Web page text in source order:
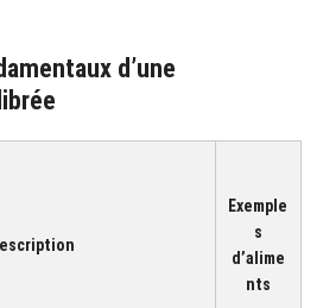
d’une
Exemple
s
d’alime
nts